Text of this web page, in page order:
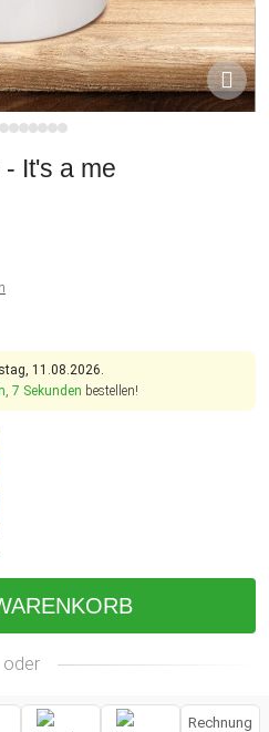
It's a me
11.08.2026.
7 Sekunden bestellen!
oder
Rechnung